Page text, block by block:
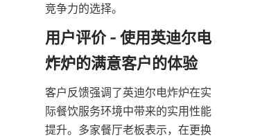
竞争力的选择。
用户评价 - 使用英迪尔电
客户反馈强调了英迪尔电炸炉在实
际餐饮服务环境中带来的实用性能
提升。多家餐厅老板表示，在更换